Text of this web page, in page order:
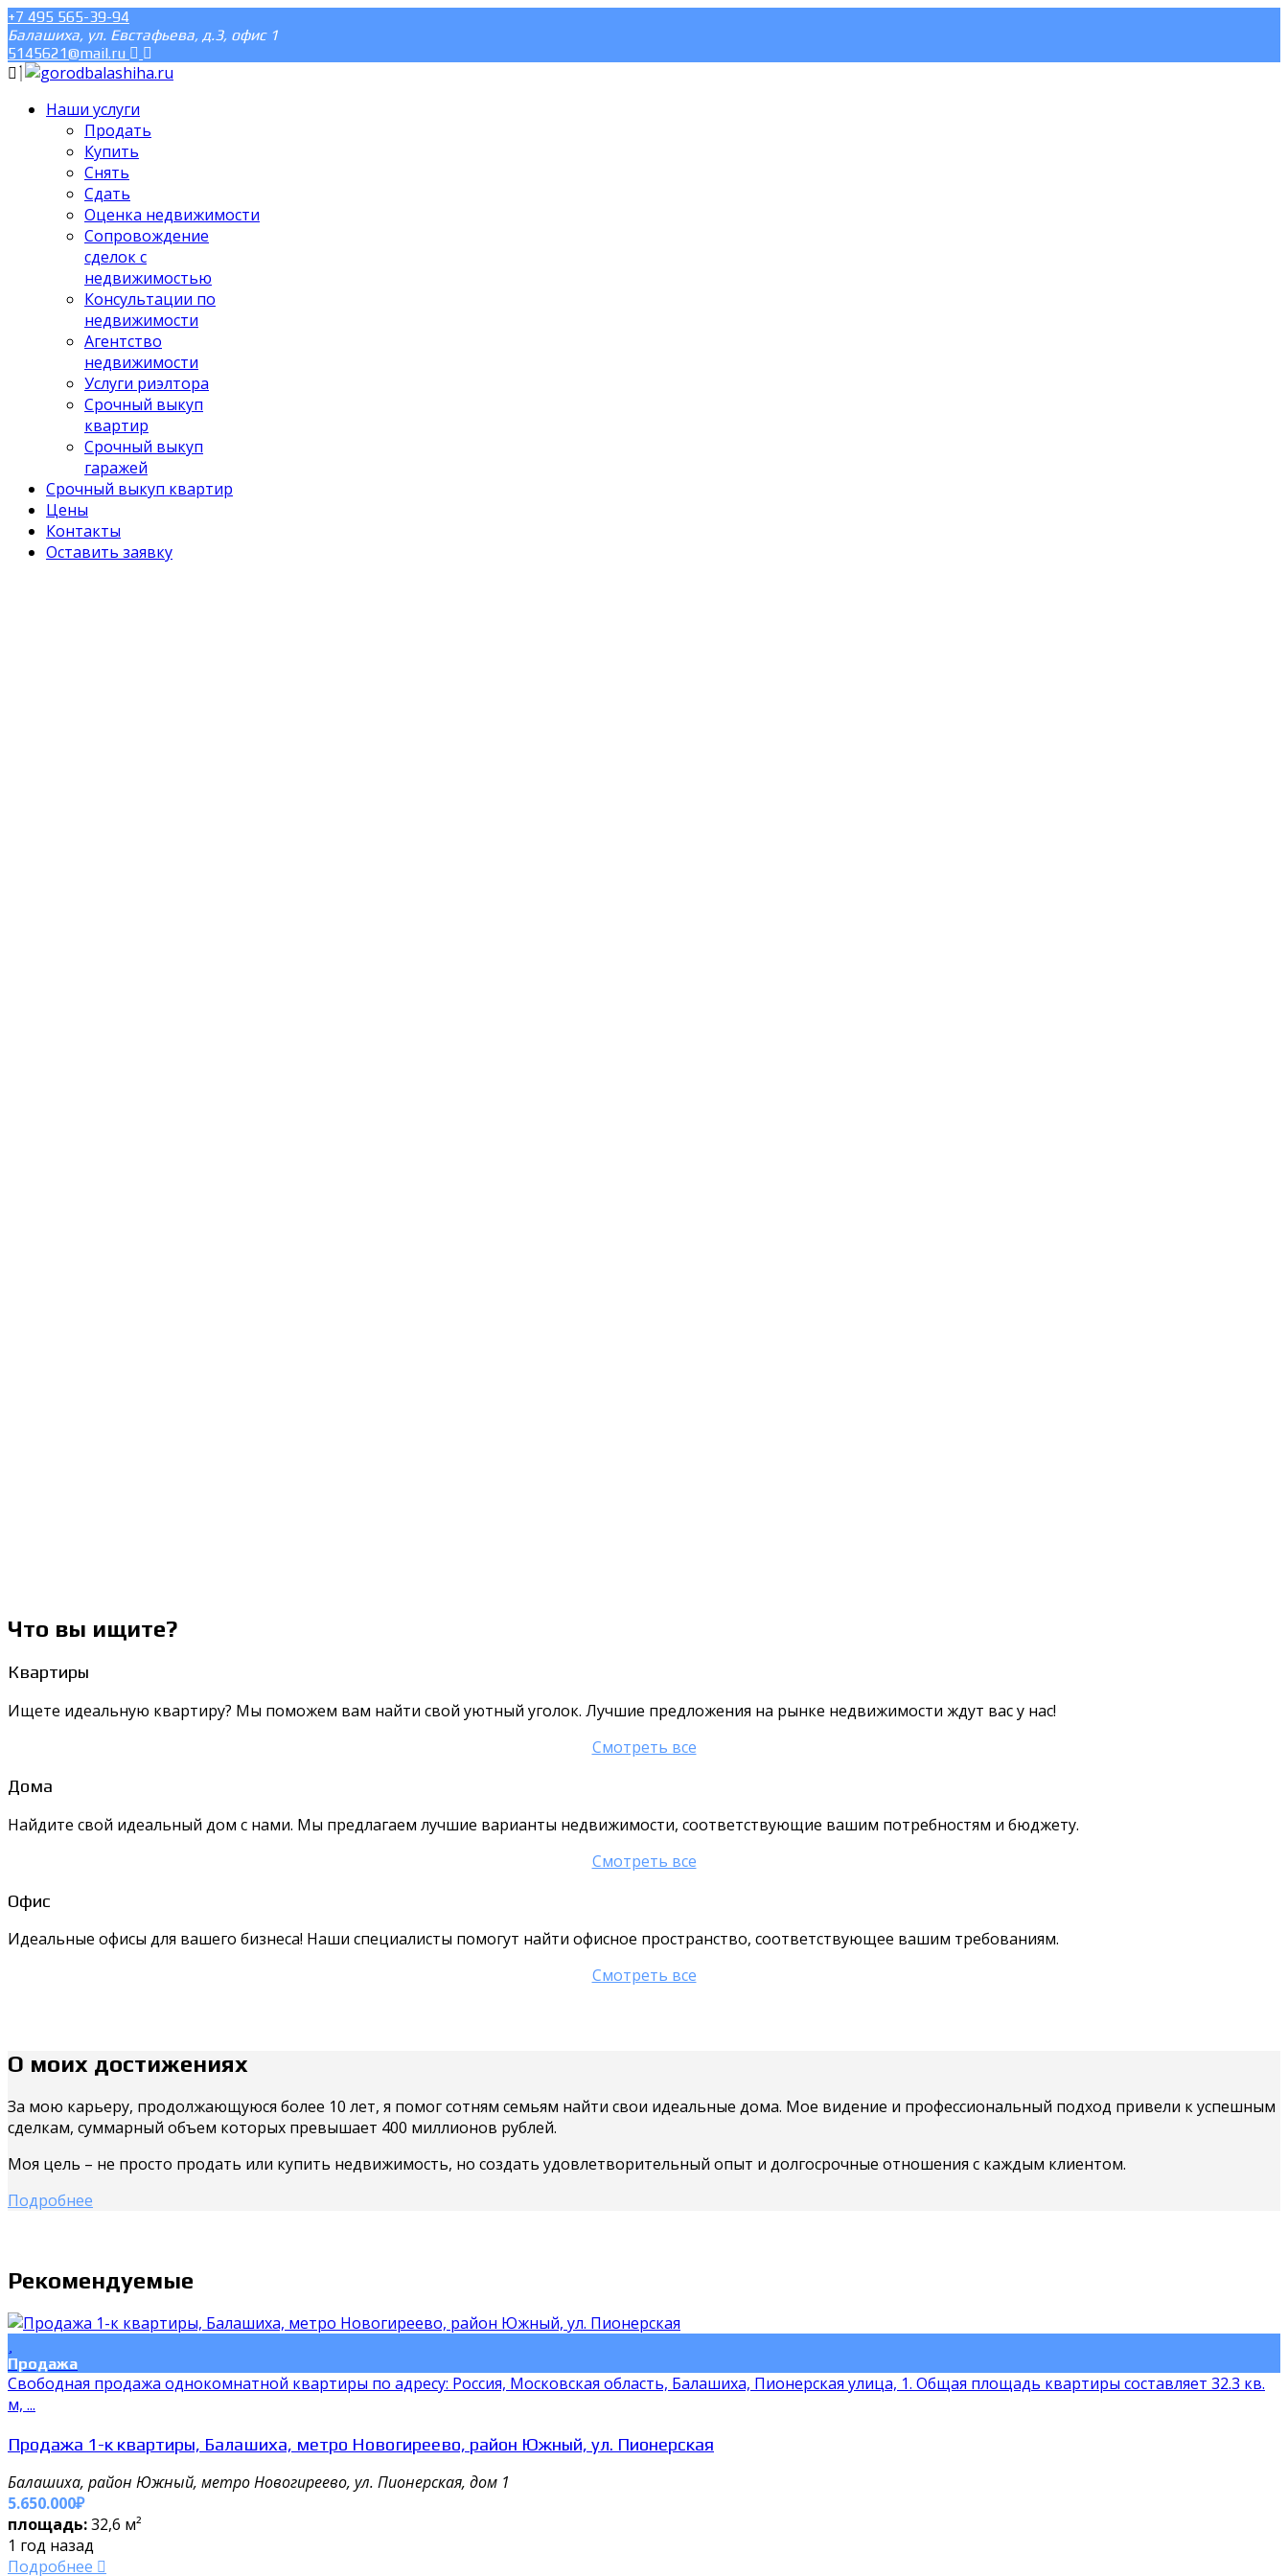
+7 495 565-39-94
Балашиха, ул. Евстафьева, д.3, офис 1
5145621@mail.ru
Наши услуги
Продать
Купить
Снять
Сдать
Оценка недвижимости
Сопровождение
сделок с
недвижимостью
Консультации по
недвижимости
Агентство
недвижимости
Услуги риэлтора
Срочный выкуп
квартир
Срочный выкуп
гаражей
Срочный выкуп квартир
Цены
Контакты
Оставить заявку
Что вы ищите?
Квартиры
Ищете идеальную квартиру? Мы поможем вам найти свой уютный уголок. Лучшие предложения на рынке недвижимости ждут вас у нас!
Смотреть все
Дома
Найдите свой идеальный дом с нами. Мы предлагаем лучшие варианты недвижимости, соответствующие вашим потребностям и бюджету.
Смотреть все
Офис
Идеальные офисы для вашего бизнеса! Наши специалисты помогут найти офисное пространство, соответствующее вашим требованиям.
Смотреть все
О моих достижениях
За мою карьеру, продолжающуюся более 10 лет, я помог сотням семьям найти свои идеальные дома. Мое видение и профессиональный подход привели к успешным
сделкам, суммарный объем которых превышает 400 миллионов рублей.
Моя цель – не просто продать или купить недвижимость, но создать удовлетворительный опыт и долгосрочные отношения с каждым клиентом.
Подробнее
Рекомендуемые
Продажа
Свободная продажа однокомнатной квартиры по адресу: Россия, Московская область, Балашиха, Пионерская улица, 1. Общая площадь квартиры составляет 32.3 кв.
м, ...
Продажа 1-к квартиры, Балашиха, метро Новогиреево, район Южный, ул. Пионерская
Балашиха, район Южный, метро Новогиреево, ул. Пионерская, дом 1
5.650.000₽
площадь:32,6 м²
1 год назад
Подробнее